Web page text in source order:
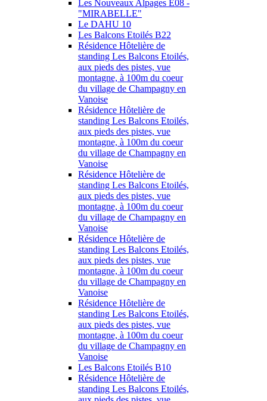
Les Nouveaux Alpages E08 -
"MIRABELLE"
Le DAHU 10
Les Balcons Etoilés B22
Résidence Hôtelière de
standing Les Balcons Etoilés,
aux pieds des pistes, vue
montagne, à 100m du coeur
du village de Champagny en
Vanoise
Résidence Hôtelière de
standing Les Balcons Etoilés,
aux pieds des pistes, vue
montagne, à 100m du coeur
du village de Champagny en
Vanoise
Résidence Hôtelière de
standing Les Balcons Etoilés,
aux pieds des pistes, vue
montagne, à 100m du coeur
du village de Champagny en
Vanoise
Résidence Hôtelière de
standing Les Balcons Etoilés,
aux pieds des pistes, vue
montagne, à 100m du coeur
du village de Champagny en
Vanoise
Résidence Hôtelière de
standing Les Balcons Etoilés,
aux pieds des pistes, vue
montagne, à 100m du coeur
du village de Champagny en
Vanoise
Les Balcons Etoilés B10
Résidence Hôtelière de
standing Les Balcons Etoilés,